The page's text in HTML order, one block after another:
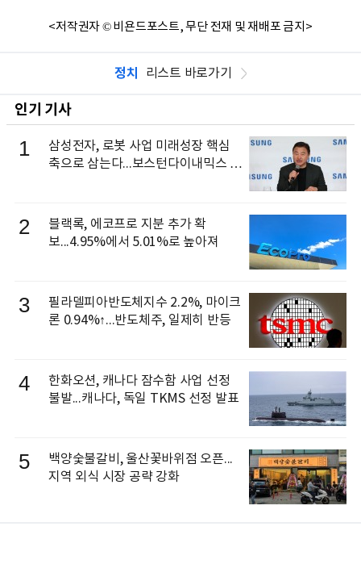
<저작권자 © 비욘드포스트, 무단 전재 및 재배포 금지>
정치 리스트 바로가기
인기 기사
1
삼성전자, 로봇 사업 미래성장 핵심
축으로 삼는다...보스턴다이내믹스 출
2
블랙록, 에코프로 지분 추가 확
보...4.95%에서 5.01%로 높아져
3
필라델피아반도체지수 2.2%, 마이크
론 0.94%↑...반도체주, 일제히 반등
4
한화오션, 캐나다 잠수함 사업 선정
불발...캐나다, 독일 TKMS 선정 발표
5
백양숯불갈비, 울산꽃바위점 오픈...
지역 외식 시장 공략 강화